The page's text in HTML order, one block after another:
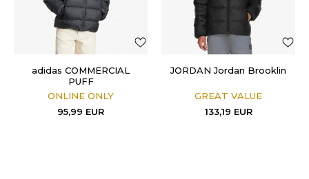
adidas COMMERCIAL
PUFF
ONLINE ONLY
95,99 EUR
JORDAN Jordan Brooklin
GREAT VALUE
133,19 EUR